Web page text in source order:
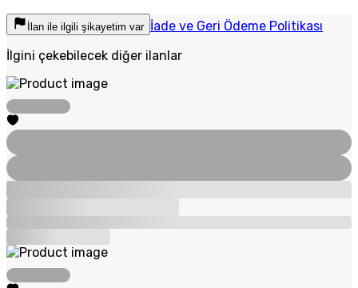
İlan ile ilgili şikayetim var İade ve Geri Ödeme Politikası
İlgini çekebilecek diğer ilanlar